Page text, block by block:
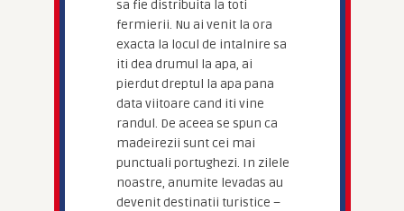
sa fie distribuita la toti
fermierii. Nu ai venit la ora
exacta la locul de intalnire sa
iti dea drumul la apa, ai
pierdut dreptul la apa pana
data viitoare cand iti vine
randul. De aceea se spun ca
madeirezii sunt cei mai
punctuali portughezi. In zilele
noastre, anumite levadas au
devenit destinatii turistice –